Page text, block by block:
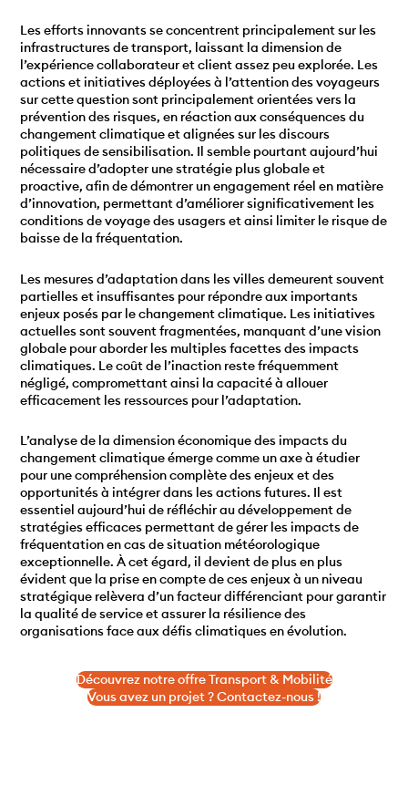
Les efforts innovants se concentrent principalement sur les
infrastructures de transport, laissant la dimension de
l’expérience collaborateur et client assez peu explorée. Les
actions et initiatives déployées à l’attention des voyageurs
sur cette question sont principalement orientées vers la
prévention des risques, en réaction aux conséquences du
changement climatique et alignées sur les discours
politiques de sensibilisation. Il semble pourtant aujourd’hui
nécessaire d’adopter une stratégie plus globale et
proactive, afin de démontrer un engagement réel en matière
d’innovation, permettant d’améliorer significativement les
conditions de voyage des usagers et ainsi limiter le risque de
baisse de la fréquentation.
Les mesures d’adaptation dans les villes demeurent souvent
partielles et insuffisantes pour répondre aux importants
enjeux posés par le changement climatique. Les initiatives
actuelles sont souvent fragmentées, manquant d’une vision
globale pour aborder les multiples facettes des impacts
climatiques. Le coût de l’inaction reste fréquemment
négligé, compromettant ainsi la capacité à allouer
efficacement les ressources pour l’adaptation.
L’analyse de la dimension économique des impacts du
changement climatique émerge comme un axe à étudier
pour une compréhension complète des enjeux et des
opportunités à intégrer dans les actions futures. Il est
essentiel aujourd’hui de réfléchir au développement de
stratégies efficaces permettant de gérer les impacts de
fréquentation en cas de situation météorologique
exceptionnelle. À cet égard, il devient de plus en plus
évident que la prise en compte de ces enjeux à un niveau
stratégique relèvera d’un facteur différenciant pour garantir
la qualité de service et assurer la résilience des
organisations face aux défis climatiques en évolution.
Découvrez notre offre Transport & Mobilité
Vous avez un projet ? Contactez-nous !